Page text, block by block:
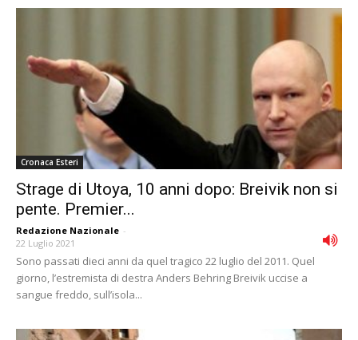
Cronaca Esteri
Strage di Utoya, 10 anni dopo: Breivik non si
pente. Premier...
Redazione Nazionale -
22 Luglio 2021
Sono passati dieci anni da quel tragico 22 luglio del 2011. Quel
giorno, l’estremista di destra Anders Behring Breivik uccise a
sangue freddo, sull’isola...